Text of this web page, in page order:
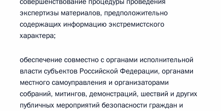
экспертизы материалов, предположительно
содержащих информацию экстремистского
характера;
обеспечение совместно с органами исполнительной
власти субъектов Российской Федерации, органами
местного самоуправления и организаторами
собраний, митингов, демонстраций, шествий и других
публичных мероприятий безопасности граждан и